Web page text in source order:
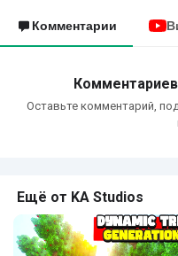
Комментарии
Оставьте комментарий,
Ещё от KA Studios